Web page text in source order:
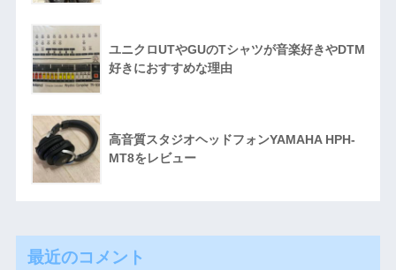
ユニクロUTやGUのTシャツが音楽好きやDTM
好きにおすすめな理由
高音質スタジオヘッドフォンYAMAHA HPH-
MT8をレビュー
最近のコメント